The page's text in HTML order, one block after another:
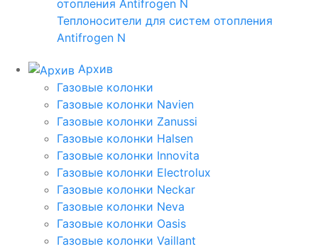
Теплоносители для систем отопления
Antifrogen N
Архив
Газовые колонки
Газовые колонки Navien
Газовые колонки Zanussi
Газовые колонки Halsen
Газовые колонки Innovita
Газовые колонки Electrolux
Газовые колонки Neckar
Газовые колонки Neva
Газовые колонки Oasis
Газовые колонки Vaillant